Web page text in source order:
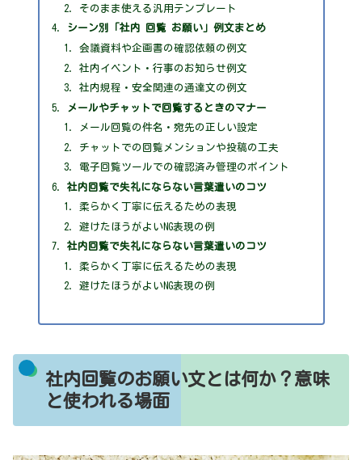
そのまま使える汎用テンプレート
シーン別「社内 回覧 お願い」例文まとめ
会議資料や企画書の確認依頼の例文
社内イベント・行事のお知らせ例文
社内規程・安全関連の通達文の例文
メールやチャットで回覧するときのマナー
メール回覧の件名・宛先の正しい設定
チャットでの回覧メンションや投稿の工夫
電子回覧ツールでの確認済み管理のポイント
社内回覧で失礼にならない言葉遣いのコツ
柔らかく丁寧に伝えるための表現
避けたほうがよいNG表現の例
社内回覧で失礼にならない言葉遣いのコツ
柔らかく丁寧に伝えるための表現
避けたほうがよいNG表現の例
社内回覧のお願い文とは何か？意味
と使われる場面